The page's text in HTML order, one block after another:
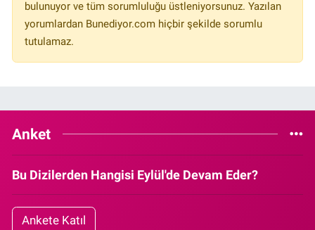
bulunuyor ve tüm sorumluluğu üstleniyorsunuz. Yazılan
yorumlardan Bunediyor.com hiçbir şekilde sorumlu
tutulamaz.
Anket
Bu Dizilerden Hangisi Eylül'de Devam Eder?
Ankete Katıl